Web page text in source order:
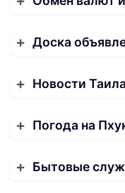
Доска
Новости
Погода на
Бытовые